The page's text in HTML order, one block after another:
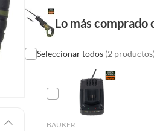
Lo más
Seleccionar todos (2 productos)
BAUKER